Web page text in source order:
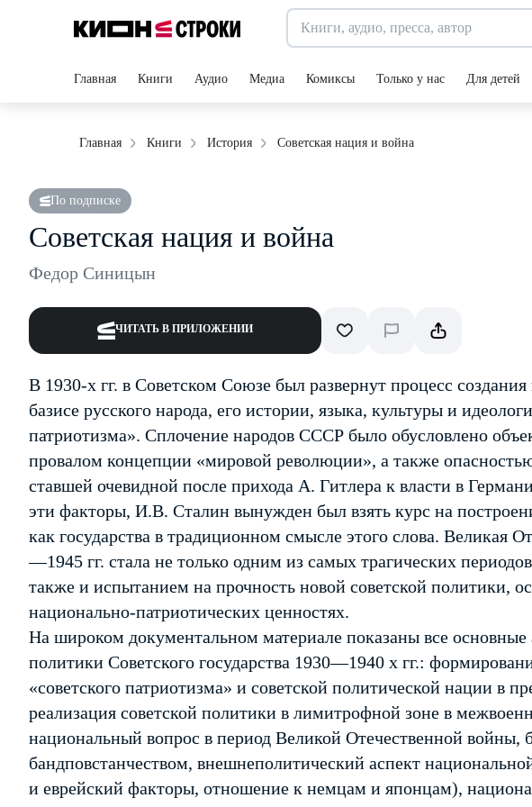
Главная Книги Аудио Медиа Комиксы Только у нас Для детей
Главная Книги История Советская нация и война
По подписке
Советская нация и война
Федор Синицын
ЧИТАТЬ В ПРИЛОЖЕНИИ
В 1930-х гг. в Советском Союзе был развернут процесс
базисе русского народа, его истории, языка, культуры и
патриотизма». Сплочение народов СССР было обусловлено
провалом концепции «мировой революции», а также
ставшей очевидной после прихода А. Гитлера к власти в
эти факторы, И.В. Сталин вынужден был взять курс на
как государства в традиционном смысле этого слова. Великая
—1945 гг. стала не только одним из самых трагических
также и испытанием на прочность новой советской политики,
национально-патриотических ценностях.
На широком документальном материале показаны все
политики Советского государства 1930—1940 х гг.:
«советского патриотизма» и советской политической нации в
реализация советской политики в лимитрофной зоне в
национальный вопрос в период Великой Отечест­вен­ной войны,
бандповстанчеством, внешнеполитический аспект
и еврейский факторы, отношение к немцам и японцам),